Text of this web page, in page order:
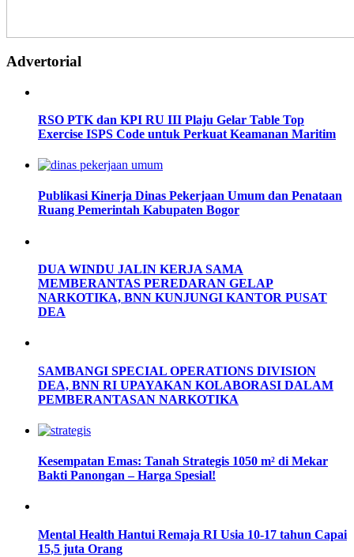
Advertorial
RSO PTK dan KPI RU III Plaju Gelar Table Top
Exercise ISPS Code untuk Perkuat Keamanan Maritim
Publikasi Kinerja Dinas Pekerjaan Umum dan Penataan
Ruang Pemerintah Kabupaten Bogor
DUA WINDU JALIN KERJA SAMA
MEMBERANTAS PEREDARAN GELAP
NARKOTIKA, BNN KUNJUNGI KANTOR PUSAT
DEA
SAMBANGI SPECIAL OPERATIONS DIVISION
DEA, BNN RI UPAYAKAN KOLABORASI DALAM
PEMBERANTASAN NARKOTIKA
Kesempatan Emas: Tanah Strategis 1050 m² di Mekar
Bakti Panongan – Harga Spesial!
Mental Health Hantui Remaja RI Usia 10-17 tahun Capai
15,5 juta Orang